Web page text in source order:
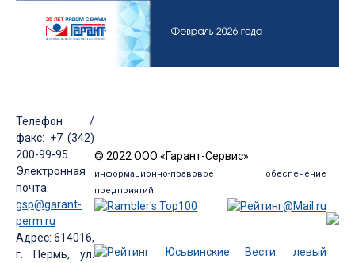
Телефон /
факс: +7 (342)
200-99-95
Электронная
почта:
gsp@garant-
perm.ru
Адрес: 614016,
г. Пермь, ул.
© 2022 ООО «Гарант-Сервис»
информационно-правовое обеспечение
предприятий